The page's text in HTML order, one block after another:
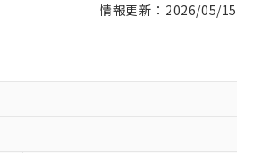
情報更新：2026/05/15